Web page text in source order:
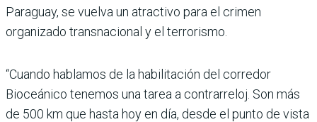
Paraguay, se vuelva un atractivo para el crimen
organizado transna­cional y el terrorismo.
“Cuando hablamos de la habilitación del corredor
Bioceánico tenemos una tarea a contrarreloj. Son más
de 500 km que hasta hoy en día, desde el punto de vista